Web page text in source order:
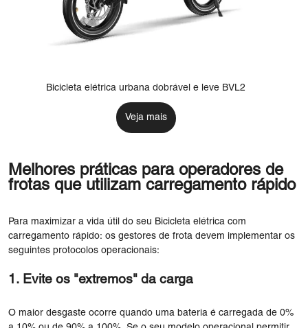
Bicicleta elétrica urbana dobrável e leve BVL2
Veja mais
Melhores práticas para operadores de
frotas que utilizam carregamento rápido
Para maximizar a vida útil do seu Bicicleta elétrica com
carregamento rápido: os gestores de frota devem implementar os
seguintes protocolos operacionais:
1. Evite os "extremos" da carga
O maior desgaste ocorre quando uma bateria é carregada de 0%